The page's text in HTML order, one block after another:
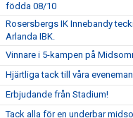
födda 08/10
Rosersbergs IK Innebandy
Arlanda IBK.
Vinnare i 5-kampen på
Hjärtliga tack till våra
Erbjudande från Stadium!
Tack alla för en underbar